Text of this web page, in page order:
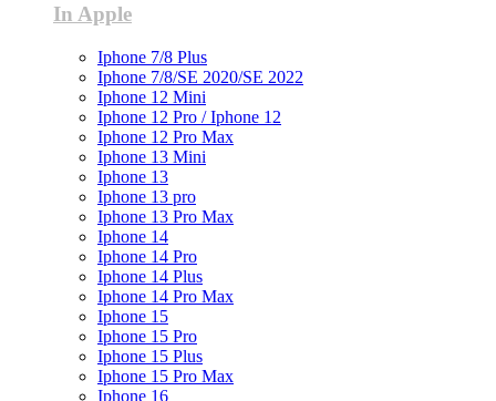
In Apple
Iphone 7/8 Plus
Iphone 7/8/SE 2020/SE 2022
Iphone 12 Mini
Iphone 12 Pro / Iphone 12
Iphone 12 Pro Max
Iphone 13 Mini
Iphone 13
Iphone 13 pro
Iphone 13 Pro Max
Iphone 14
Iphone 14 Pro
Iphone 14 Plus
Iphone 14 Pro Max
Iphone 15
Iphone 15 Pro
Iphone 15 Plus
Iphone 15 Pro Max
Iphone 16